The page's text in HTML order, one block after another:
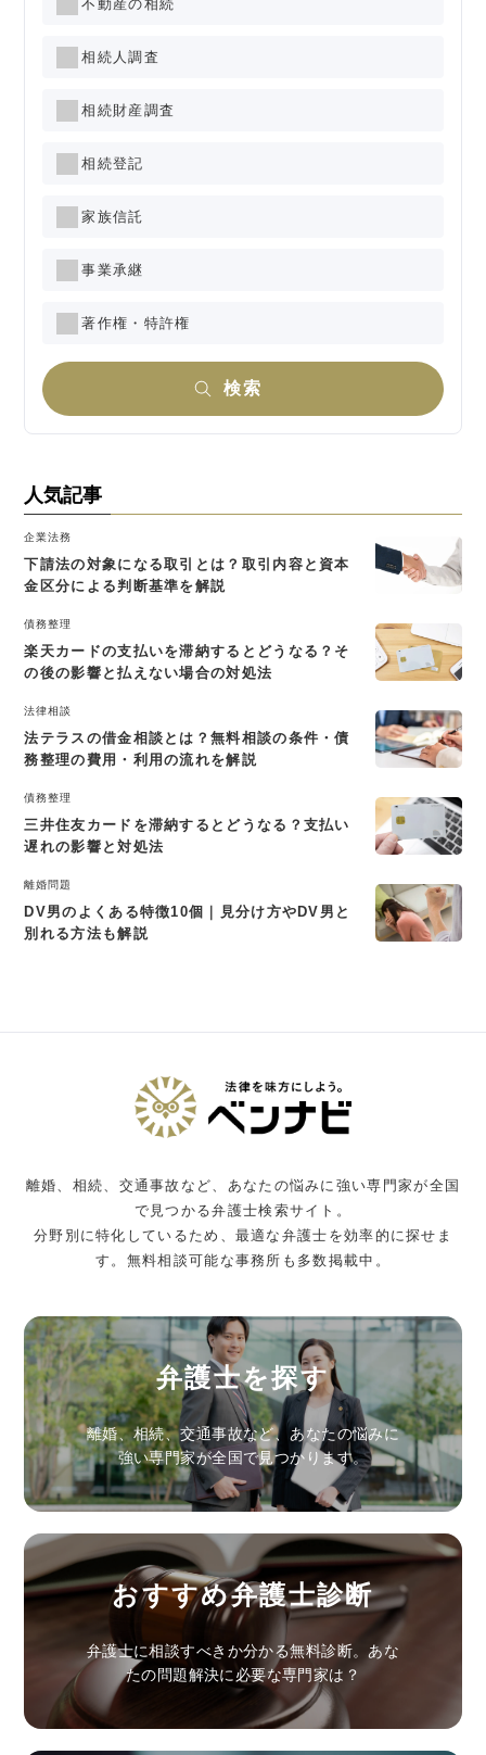
不動産の相続
相続人調査
相続財産調査
相続登記
家族信託
事業承継
著作権・特許権
検索
人気記事
企業法務
下請法の対象になる取引とは？取引内容と資本
金区分による判断基準を解説
債務整理
楽天カードの支払いを滞納するとどうなる？そ
の後の影響と払えない場合の対処法
法律相談
法テラスの借金相談とは？無料相談の条件・債
務整理の費用・利用の流れを解説
債務整理
三井住友カードを滞納するとどうなる？支払い
遅れの影響と対処法
離婚問題
DV男のよくある特徴10個｜見分け方やDV男と
別れる方法も解説
離婚、相続、交通事故など、あなたの悩みに強い専門家が全国
で見つかる弁護士検索サイト。
分野別に特化しているため、最適な弁護士を効率的に探せま
す。無料相談可能な事務所も多数掲載中。
弁護士を探す
離婚、相続、交通事故など、あなたの悩みに
強い専門家が全国で見つかります。
おすすめ弁護士診断
弁護士に相談すべきか分かる無料診断。あな
たの問題解決に必要な専門家は？